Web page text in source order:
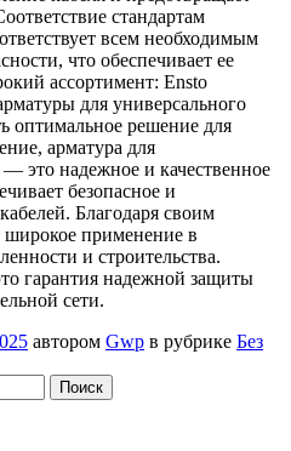
стандартам
всем необходимым
что обеспечивает ее
ассортимент: Ensto
для универсального
оптимальное решение для
арматура для
— это надежное и качественное
безопасное и
Благодаря своим
применение в
и строительства.
гарантия надежной защиты
сети.
автором Gwp в рубрике Без